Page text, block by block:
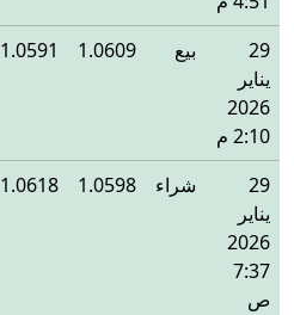
29
يناير
2026
2:10 م
بيع 1.0609
1.0591
29
يناير
2026
7:37
ص
شراء 1.0598
1.0618